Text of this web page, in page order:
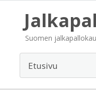
Suomen